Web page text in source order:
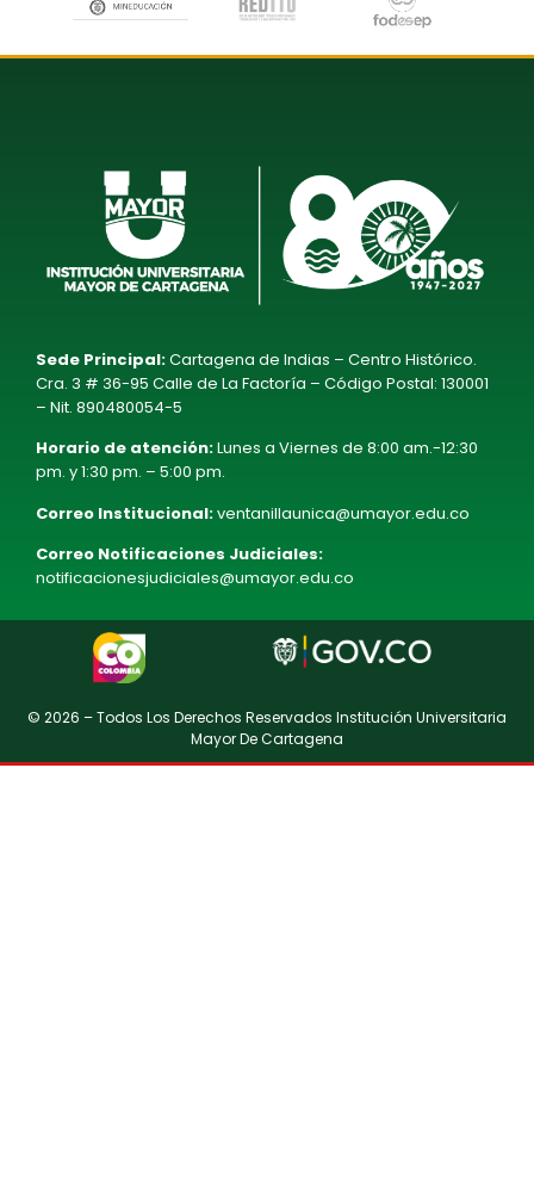
Sede Principal:Cartagena de Indias – Centro Histórico.
Cra. 3 # 36-95 Calle de La Factoría – Código Postal: 130001
– Nit. 890480054-5
Horario de atención:Lunes a Viernes de 8:00 am.-12:30
pm. y 1:30 pm. – 5:00 pm.
Correo Institucional:ventanillaunica@umayor.edu.co
Correo Notificaciones Judiciales:
notificacionesjudiciales@umayor.edu.co
© 2026 – Todos Los Derechos Reservados Institución Universitaria
Mayor De Cartagena